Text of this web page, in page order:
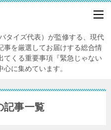
タイズ代表）が監修する、現代
事を厳選してお届けする総合情
てくる重要事項『緊急じゃない
に集めています。
記事一覧